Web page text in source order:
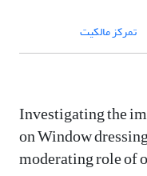
تمرکز مالکیت
Investigating the
on Window
moderating role of